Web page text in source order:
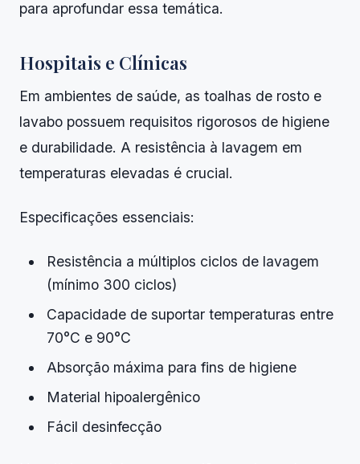
para aprofundar essa temática.
Hospitais e Clínicas
Em ambientes de saúde, as toalhas de rosto e
lavabo possuem requisitos rigorosos de higiene
e durabilidade. A resistência à lavagem em
temperaturas elevadas é crucial.
Especificações essenciais:
Resistência a múltiplos ciclos de lavagem
(mínimo 300 ciclos)
Capacidade de suportar temperaturas entre
70°C e 90°C
Absorção máxima para fins de higiene
Material hipoalergênico
Fácil desinfecção